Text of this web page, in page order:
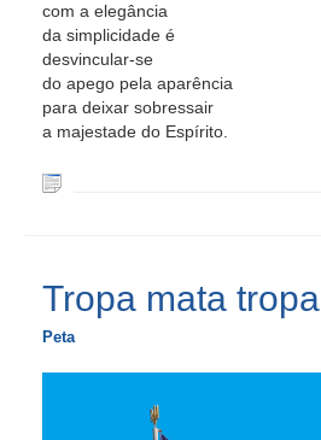
com a elegância
da simplicidade é
desvincular-se
do apego pela aparência
para deixar sobressair
a majestade do Espírito.
Tropa mata tropa
Peta